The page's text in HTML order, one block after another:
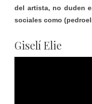
del artista, no duden
sociales como
Giselí Elie